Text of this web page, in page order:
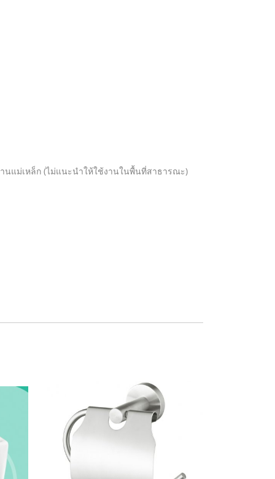
นแม่เหล็ก (ไม่แนะนำให้ใช้งานในพื้นที่สาธารณะ)